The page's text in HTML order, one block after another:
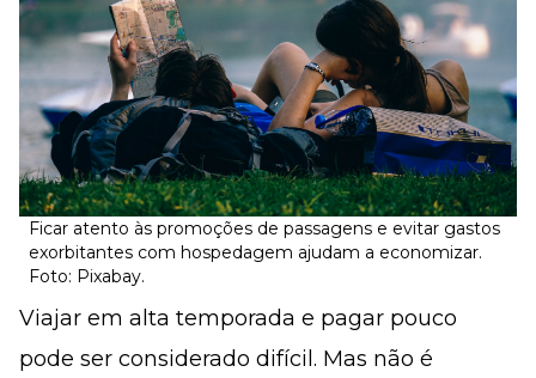
Ficar atento às promoções de passagens e evitar gastos
exorbitantes com hospedagem ajudam a economizar.
Foto: Pixabay.
Viajar em alta temporada e pagar pouco
pode ser considerado difícil. Mas não é